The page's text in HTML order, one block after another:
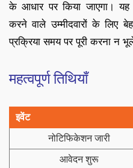
के आधार पर किया जाएगा।
करने वाले उम्मीदवारों के लिए
प्रक्रिया समय पर पूरी करना न
महत्वपूर्ण तिथियाँ
इवेंट
नोटिफिकेशन जारी
आवेदन शुरू